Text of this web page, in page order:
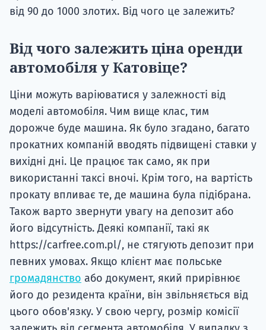
від 90 до 1000 злотих. Від чого це залежить?
Від чого залежить ціна оренди
автомобіля у Катовіце?
Ціни можуть варіюватися у залежності від
моделі автомобіля. Чим вище клас, тим
дорожче буде машина. Як було згадано, багато
прокатних компаній вводять підвищені ставки у
вихідні дні. Це працює так само, як при
використанні таксі вночі. Крім того, на вартість
прокату впливає те, де машина була підібрана.
Також варто звернути увагу на депозит або
його відсутність. Деякі компанії, такі як
https://carfree.com.pl/, не стягують депозит при
певних умовах. Якщо клієнт має польське
громадянство або документ, який прирівнює
його до резидента країни, він звільняється від
цього обов'язку. У свою чергу, розмір комісії